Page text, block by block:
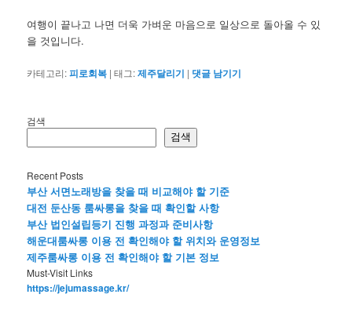
여행이 끝나고 나면 더욱 가벼운 마음으로 일상으로 돌아올 수 있
을 것입니다.
카테고리:피로회복 |태그:제주달리기 | 댓글 남기기
검색
검색
Recent Posts
부산 서면노래방을 찾을 때 비교해야 할 기준
대전 둔산동 룸싸롱을 찾을 때 확인할 사항
부산 법인설립등기 진행 과정과 준비사항
해운대룸싸롱 이용 전 확인해야 할 위치와 운영정보
제주룸싸롱 이용 전 확인해야 할 기본 정보
Must-Visit Links
https://jejumassage.kr/